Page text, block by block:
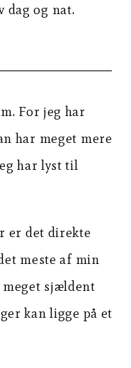
dag og nat.
For jeg har
har meget mere
har lyst til
er det direkte
meste af min
sjældent
kan ligge på et